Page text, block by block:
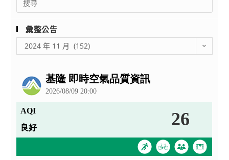
for:
彙整公告
整
2024 年 11 月 (152)